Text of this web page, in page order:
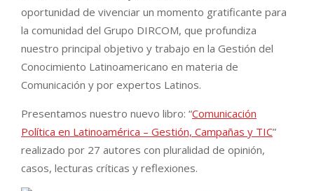
oportunidad de vivenciar un momento gratificante para
la comunidad del Grupo DIRCOM, que profundiza
nuestro principal objetivo y trabajo en la Gestión del
Conocimiento Latinoamericano en materia de
Comunicación y por expertos Latinos.
Presentamos nuestro nuevo libro: “Comunicación
Política en Latinoamérica – Gestión, Campañas y TIC”
realizado por 27 autores con pluralidad de opinión,
casos, lecturas críticas y reflexiones.